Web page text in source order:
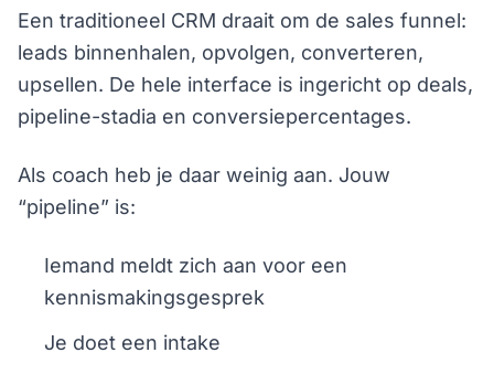
Een traditioneel CRM draait om de sales funnel:
leads binnenhalen, opvolgen, converteren,
upsellen. De hele interface is ingericht op deals,
pipeline-stadia en conversiepercentages.
Als coach heb je daar weinig aan. Jouw
“pipeline” is:
Iemand meldt zich aan voor een
kennismakingsgesprek
Je doet een intake